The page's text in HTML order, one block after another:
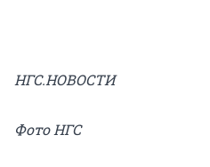
НГС.НОВОСТИ
Фото НГС